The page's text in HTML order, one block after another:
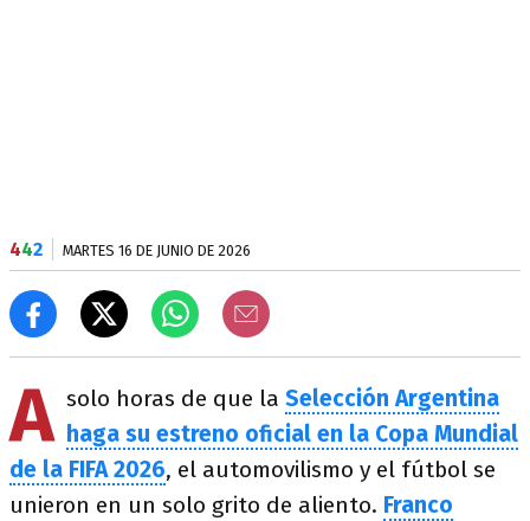
442 MARTES 16 DE JUNIO DE 2026
A solo horas de que la Selección Argentina
haga su estreno oficial en la Copa Mundial
de la FIFA 2026, el automovilismo y el fútbol se
unieron en un solo grito de aliento. Franco